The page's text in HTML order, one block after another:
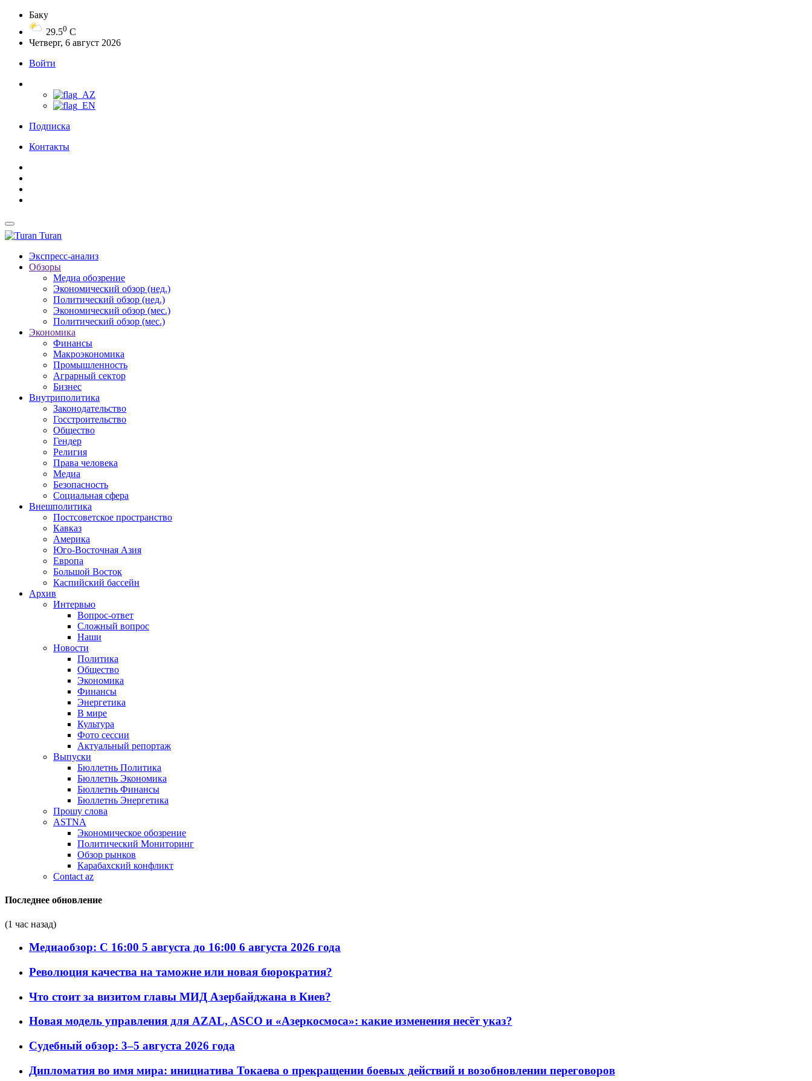
Баку
29.50 C
Четверг, 6 август 2026
Войти
Подписка
Контакты
Turan
Экспресс-анализ
Обзоры
Медиа обозрение
Экономический обзор (нед.)
Политический обзор (нед.)
Экономический обзор (мес.)
Политический обзор (мес.)
Экономика
Финансы
Макроэкономика
Промышленность
Аграрный сектор
Бизнес
Внутриполитика
Законодательство
Госстроительство
Общество
Гендер
Религия
Права человека
Медиа
Безопасность
Социальная сфера
Внешполитика
Постсоветское пространство
Кавказ
Америка
Юго-Восточная Азия
Европа
Большой Восток
Каспийский бассейн
Архив
Интервью
Вопрос-ответ
Сложный вопрос
Наши
Новости
Политика
Общество
Экономика
Финансы
Энергетика
В мире
Культура
Фото сессии
Актуальный репортаж
Выпуски
Бюллетнь Политика
Бюллетнь Экономика
Бюллетнь Финансы
Бюллетнь Энергетика
Прошу слова
ASTNA
Экономическое обозрение
Политический Мониторинг
Обзор рынков
Карабахский конфликт
Contact az
Последнее обновление
(1 час назад)
Медиаобзор: С 16:00 5 августа до 16:00 6 августа 2026 года
Революция качества на таможне или новая бюрократия?
Что стоит за визитом главы МИД Азербайджана в Киев?
Новая модель управления для AZAL, ASCO и «Азеркосмоса»: какие изменения несёт указ?
Судебный обзор: 3–5 августа 2026 года
Дипломатия во имя мира: инициатива Токаева о прекращении боевых действий и возобновлении переговоров